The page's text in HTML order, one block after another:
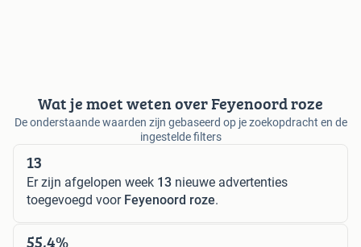
Wat je moet weten over Feyenoord roze
De onderstaande waarden zijn gebaseerd op je zoekopdracht en de
ingestelde filters
13
Er zijn afgelopen week 13 nieuwe advertenties
toegevoegd voor Feyenoord roze.
55,4%